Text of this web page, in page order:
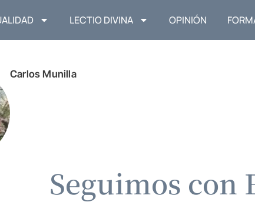
LECTIO DIVINA OPINIÓN
Carlos Munilla
Seguimos con